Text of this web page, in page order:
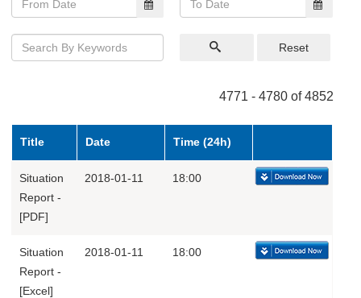
Reset
4771 - 4780 of 4852
Title Date Time (24h)
Situation
Report -
[PDF]
2018-01-11 18:00
Situation
Report -
[Excel]
2018-01-11 18:00